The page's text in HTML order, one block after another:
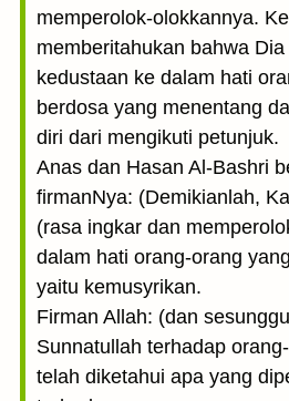
memperolok-olokkannya.
memberitahukan bahwa
kedustaan ke dalam hati
berdosa yang menentang
diri dari mengikuti petunjuk.
Anas dan Hasan Al-Bashri
firmanNya: (Demikianlah,
(rasa ingkar dan
dalam hati orang-orang
yaitu kemusyrikan.
Firman Allah: (dan
Sunnatullah terhadap
telah diketahui apa yang